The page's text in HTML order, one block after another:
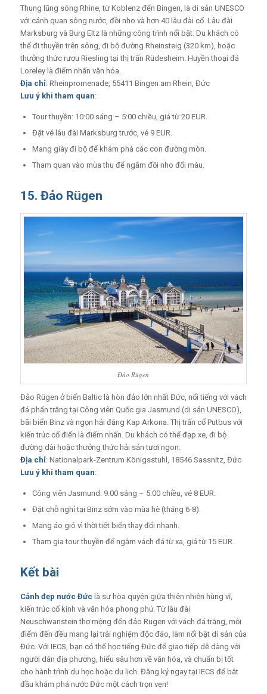
Thung lũng sông Rhine, từ Koblenz đến Bingen, là di sản UNESCO
với cảnh quan sông nước, đồi nho và hơn 40 lâu đài cổ. Lâu đài
Marksburg và Burg Eltz là những công trình nổi bật. Du khách có
thể đi thuyền trên sông, đi bộ đường Rheinsteig (320 km), hoặc
thưởng thức rượu Riesling tại thị trấn Rüdesheim. Huyền thoại đá
Loreley là điểm nhấn văn hóa.
Địa chỉ: Rheinpromenade, 55411 Bingen am Rhein, Đức
Lưu ý khi tham quan:
Tour thuyền: 10:00 sáng – 5:00 chiều, giá từ 20 EUR.
Đặt vé lâu đài Marksburg trước, vé 9 EUR.
Mang giày đi bộ để khám phá các con đường mòn.
Tham quan vào mùa thu để ngắm đồi nho đổi màu.
15. Đảo Rügen
Đảo Rügen
Đảo Rügen ở biển Baltic là hòn đảo lớn nhất Đức, nổi tiếng với vách
đá phấn trắng tại Công viên Quốc gia Jasmund (di sản UNESCO),
bãi biển Binz và ngọn hải đăng Kap Arkona. Thị trấn cổ Putbus với
kiến trúc cổ điển là điểm nhấn. Du khách có thể đạp xe, đi bộ
đường dài hoặc thưởng thức hải sản tươi ngon.
Địa chỉ: Nationalpark-Zentrum Königsstuhl, 18546 Sassnitz, Đức
Lưu ý khi tham quan:
Công viên Jasmund: 9:00 sáng – 5:00 chiều, vé 8 EUR.
Đặt chỗ nghỉ tại Binz sớm vào mùa hè (tháng 6-8).
Mang áo gió vì thời tiết biển thay đổi nhanh.
Tham gia tour thuyền để ngắm vách đá từ xa, giá từ 15 EUR.
Kết bài
Cảnh đẹp nước Đức là sự hòa quyện giữa thiên nhiên hùng vĩ,
kiến trúc cổ kính và văn hóa phong phú. Từ lâu đài
Neuschwanstein thơ mộng đến đảo Rügen với vách đá trắng, mỗi
điểm đến đều mang lại trải nghiệm độc đáo, làm nổi bật di sản của
Đức. Với IECS, bạn có thể học tiếng Đức để giao tiếp dễ dàng với
người dân địa phương, hiểu sâu hơn về văn hóa, và chuẩn bị tốt
cho hành trình du học hoặc du lịch. Đăng ký ngay tại IECS để bắt
đầu khám phá nước Đức một cách trọn vẹn!